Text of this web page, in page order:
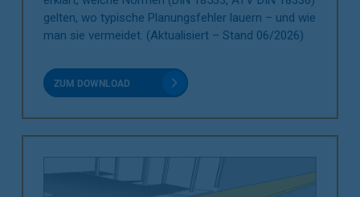
gelten, wo typische Planungsfehler lauern – und wie
man sie vermeidet. (Aktualisiert – Stand 06/2026)
ZUM DOWNLOAD